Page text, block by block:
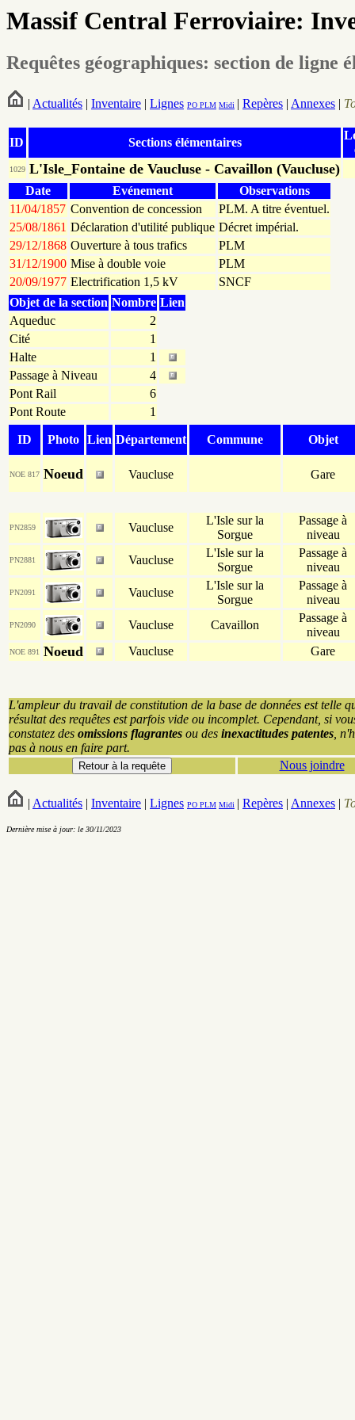
Massif Central Ferroviaire:
Requêtes géographiques: section de ligne
| Actualités | Inventaire | Lignes PO PLM Midi | Repères | Annexes |
ID Sections élémentaires
1029 L'Isle_Fontaine de Vaucluse - Cavaillon (Vaucluse)
Date Evénement
Observations
11/04/1857 Convention de concession
PLM. A titre éventuel.
25/08/1861 Déclaration d'utilité publique Décret impérial.
29/12/1868 Ouverture à tous trafics
PLM
31/12/1900 Mise à double voie
PLM
20/09/1977 Electrification 1,5 kV
SNCF
Objet de la section Nombre Lien
Aqueduc
2
Cité
1
Halte
1
Passage à Niveau
4
Pont Rail
6
Pont Route
1
ID Photo Lien Département Commune Objet
NOE 817 Noeud Vaucluse Gare
PN2859 Vaucluse
L'Isle sur la
Sorgue
Passage à
niveau
PN2881 Vaucluse
L'Isle sur la
Sorgue
Passage à
niveau
PN2091 Vaucluse
L'Isle sur la
Sorgue
Passage à
niveau
PN2090 Vaucluse Cavaillon
Passage à
niveau
NOE 891 Noeud Vaucluse Gare
L'ampleur du travail de constitution de la base de données est telle
résultat des requêtes est parfois vide ou incomplet. Cependant, si
constatez des omissions flagrantes ou des inexactitudes patentes ,
pas à nous en faire part.
Nous joindre
| Actualités | Inventaire | Lignes PO PLM Midi | Repères | Annexes |
Dernière mise à jour: le 30/11/2023